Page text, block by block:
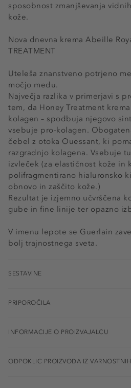
sposobnost zmanjševanja
kože.
Nova dnevna krema Abeille
TREATMENT
Uteleša znanstveno potrjeno
močjo medu.
Največja razlika v primerjavi s
tem, da Honey Treatment
kolagen – spodbuja njegovo
vsebuje pro-kolagen.
čebel z otoka Ouessant, ki
razgradnjo kolagena. Vsebuje
izvleček (za elastičnost kože in
polifragmentirano hialuronsko
obnovo in zaščito kože.)
Rezultat je izjemno učvrščena
gube in fine linije ter opazno
V imenu lepote se Guerlain
bolj trajnostnega sveta.
SESTAVINE
PRIPOROČILA
INFORMACIJE O PROIZVAJALCU
ODPOKLIC PROIZVODA IZ